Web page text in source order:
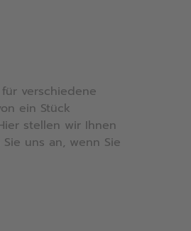
verschiedene
ein Stück
stellen wir Ihnen
uns an, wenn Sie